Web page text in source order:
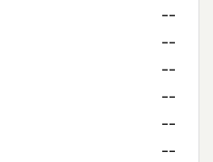
--
--
--
--
--
--